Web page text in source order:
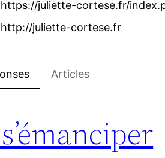
https://juliette-cortese.fr/
http://juliette-cortese.fr
Articles